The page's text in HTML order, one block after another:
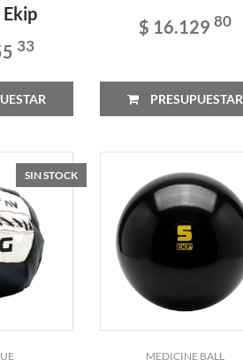
33
$ 16.12980
PRESUPUESTAR
SIN STOCK
MEDICINE BALL